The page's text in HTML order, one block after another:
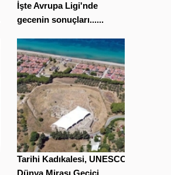
İşte Avrupa Ligi'nde
gecenin sonuçları......
Tarihi Kadıkalesi, UNESCO
Dünya Mirası Geçici ...